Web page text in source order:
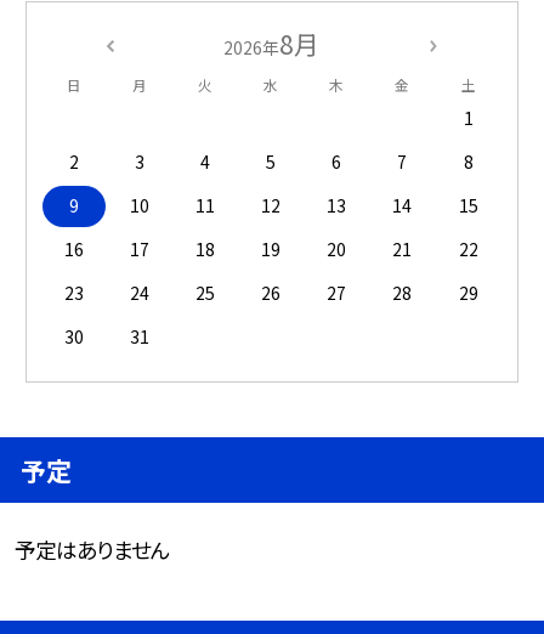
2026年8月
日 月 火 水 木 金 土
1
2
3 4 5 6 7
8
9
10 11 12 13 14
15
16
17 18 19 20 21
22
23
24 25 26 27 28
29
30
31
予定
予定はありません